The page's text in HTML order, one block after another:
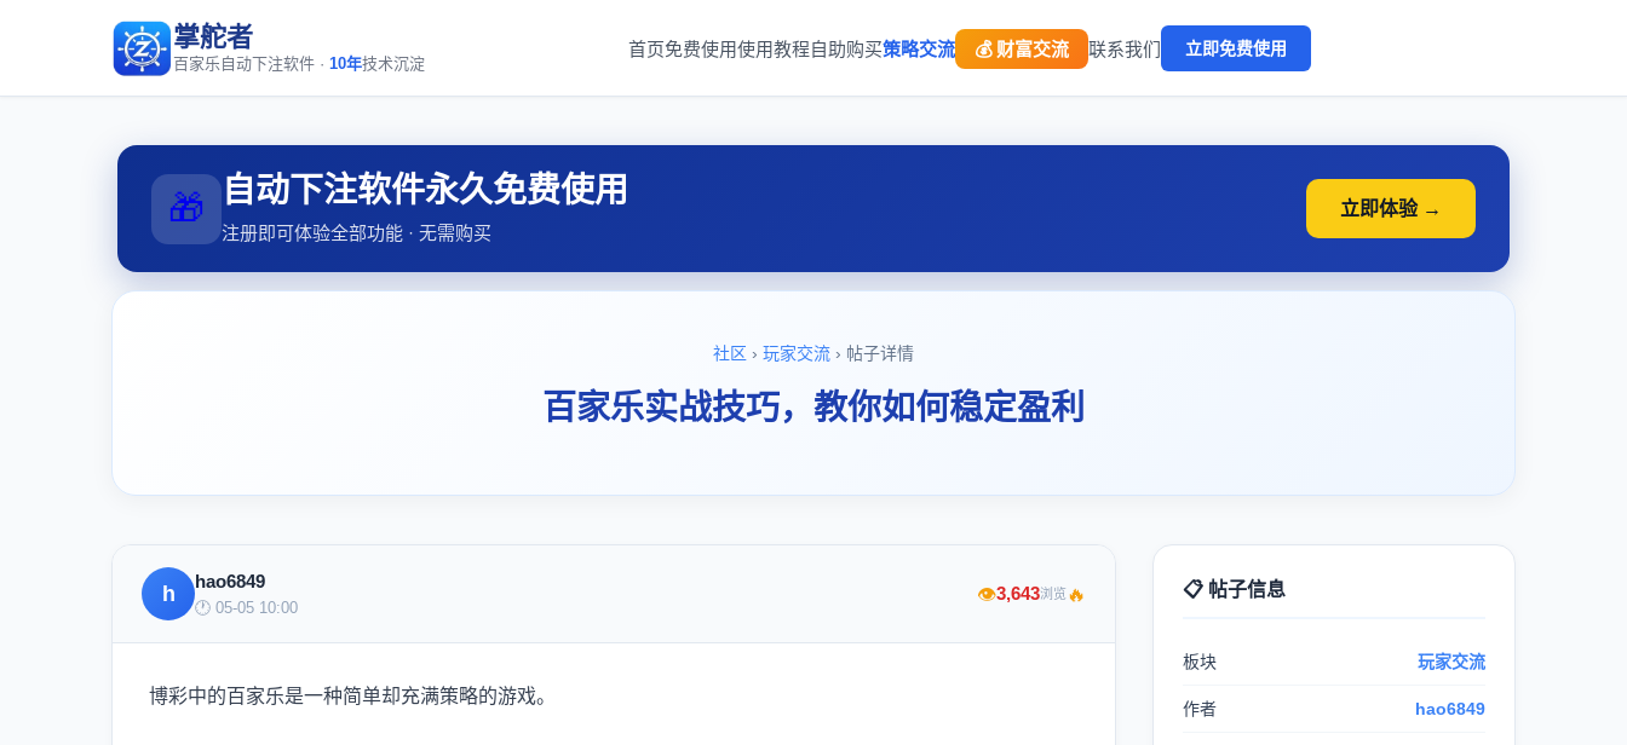
掌舵者
百家乐自动下注软件 · 10年技术沉淀
首页免费使用使用教程自助购买策略交流 💰 财富交流 联系我们 立即免费使用
🎁 自动下注软件永久免费使用
注册即可体验全部功能 · 无需购买
立即体验 →
社区 › 玩家交流 › 帖子详情
百家乐实战技巧，教你如何稳定盈利
h
hao6849
🕐 05-05 10:00
👁3,643浏览🔥
博彩中的百家乐是一种简单却充满策略的游戏。
📋 帖子信息
板块 玩家交流
作者 hao6849